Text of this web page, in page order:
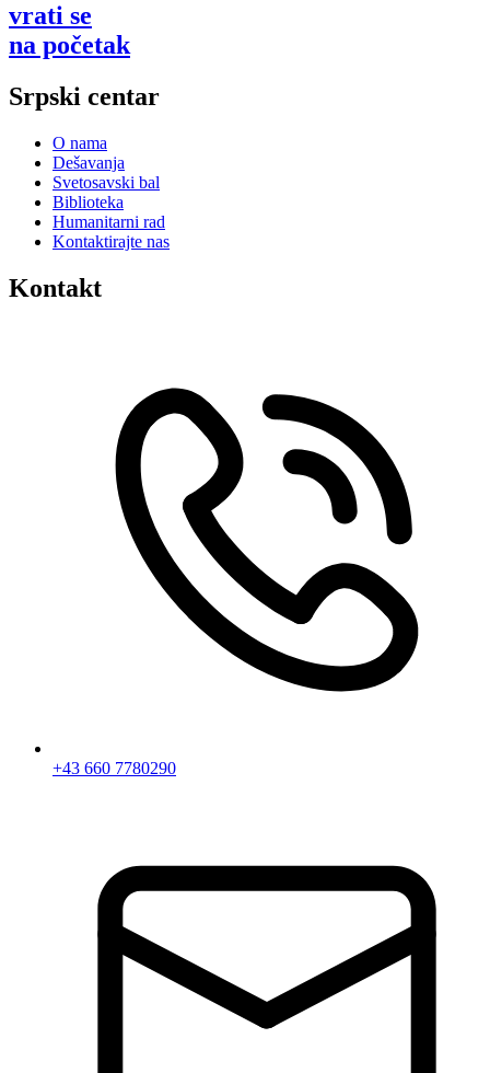
vrati se
na početak
Srpski centar
O nama
Dešavanja
Svetosavski bal
Biblioteka
Humanitarni rad
Kontaktirajte nas
Kontakt
+43 660 7780290